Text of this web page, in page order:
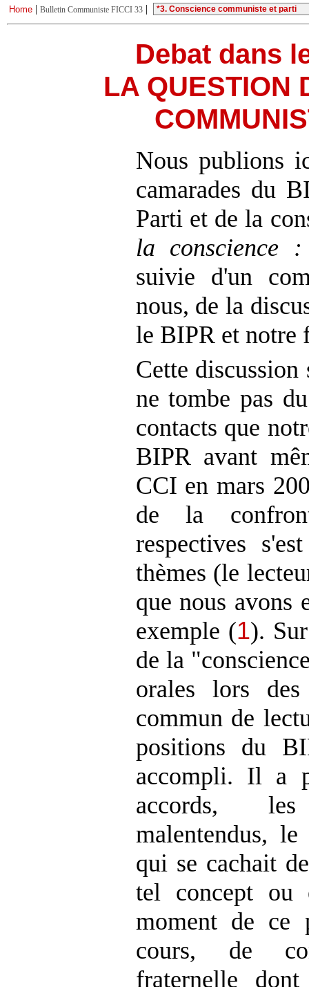
Home | Bulletin Communiste FICCI 33 |
Debat dans
LA QUESTION
Nous publions
camarades du
Parti et de la
la conscience
suivie d'un
nous, de la
le BIPR et notre
Cette
ne tombe pas
contacts que
BIPR avant
CCI en mars
de la
respectives
thèmes (le
que nous avons
exemple (1).
de la
orales lors
commun de
positions du
accompli. Il a
accords,
malentendus,
qui se cachait
tel concept ou
moment de ce
cours, de
fraternelle